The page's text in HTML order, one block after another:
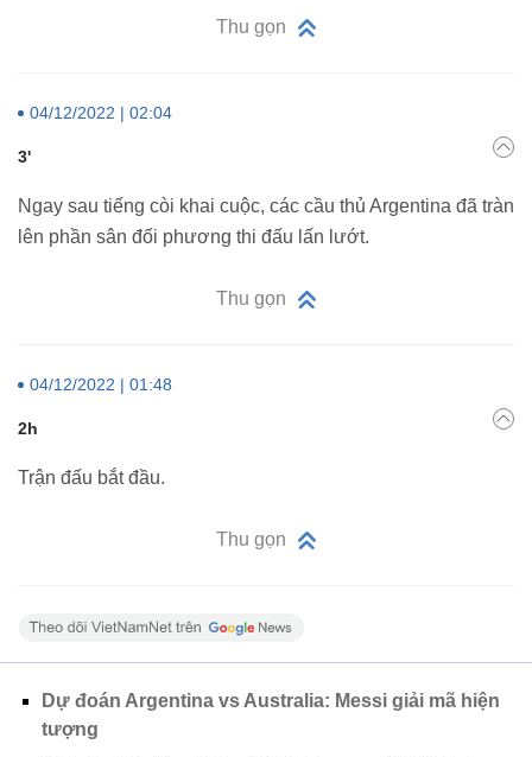
Thu gọn
04/12/2022 | 02:04
3'
Ngay sau tiếng còi khai cuộc, các cầu thủ Argentina đã tràn
lên phần sân đối phương thi đấu lấn lướt.
Thu gọn
04/12/2022 | 01:48
2h
Trận đấu bắt đầu.
Thu gọn
Dự đoán Argentina vs Australia: Messi giải mã hiện
tượng